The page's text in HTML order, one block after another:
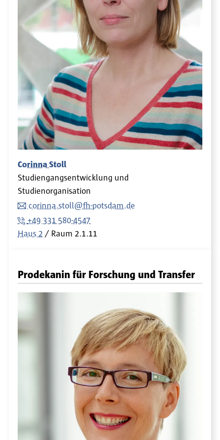
Corinna Stoll
Studiengangsentwicklung und
Studienorganisation
corinna.stoll@fh-potsdam.de
+49 331 580-4547
Haus 2
Raum 2.1.11
Prodekanin für Forschung und Transfer